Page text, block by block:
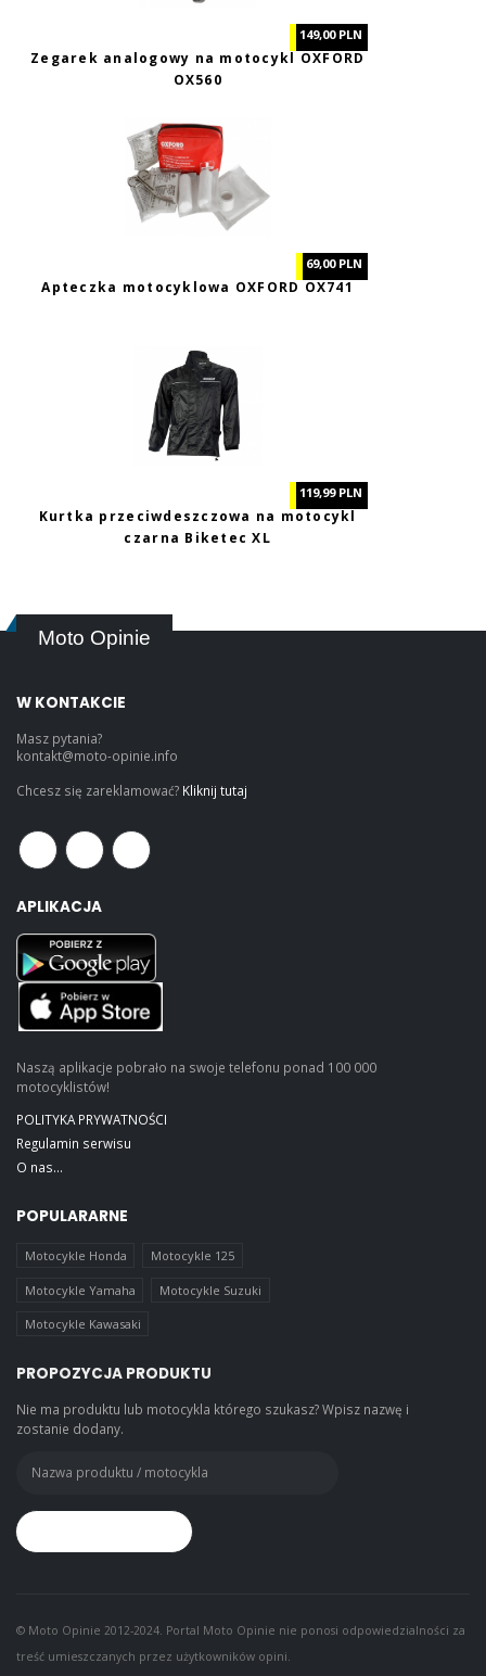
149,00 PLN
Zegarek analogowy na motocykl OXFORD
OX560
69,00 PLN
Apteczka motocyklowa OXFORD OX741
119,99 PLN
Kurtka przeciwdeszczowa na motocykl
czarna Biketec XL
Moto Opinie
W KONTAKCIE
Masz pytania?
kontakt@moto-opinie.info
Chcesz się zareklamować? Kliknij tutaj
APLIKACJA
Naszą aplikacje pobrało na swoje telefonu ponad 100 000
motocyklistów!
POLITYKA PRYWATNOŚCI
Regulamin serwisu
O nas...
POPULARARNE
Motocykle Honda Motocykle 125
Motocykle Yamaha Motocykle Suzuki
Motocykle Kawasaki
PROPOZYCJA PRODUKTU
Nie ma produktu lub motocykla którego szukasz? Wpisz nazwę i
zostanie dodany.
© Moto Opinie 2012-2024. Portal Moto Opinie nie ponosi odpowiedzialności za
treść umieszczanych przez użytkowników opini.